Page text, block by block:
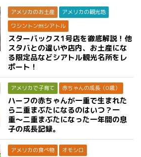
アメリカのお土産
アメリカの観光地
ワシントン州シアトル
スターバックス1号店を徹底解説！他
スタバとの違いや店内、お土産にな
る限定品などシアトル観光名所をレ
ポート！
アメリカで子育て 赤ちゃんの成長（0歳）
ハーフの赤ちゃんが一重で生まれた
ら二重まぶたになるのはいつ？一
重〜二重まぶたになった一年間の息
子の成長記録。
アメリカの食べ物 オモシロ